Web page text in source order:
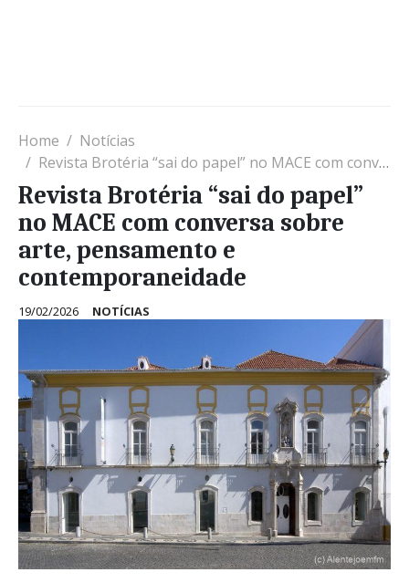
Home
Notícias
Revista Brotéria “sai do papel” no MACE com conversa sobre arte, pensamento e contemporaneidade
Revista Brotéria “sai do papel”
no MACE com conversa sobre
arte, pensamento e
contemporaneidade
19/02/2026 NOTÍCIAS